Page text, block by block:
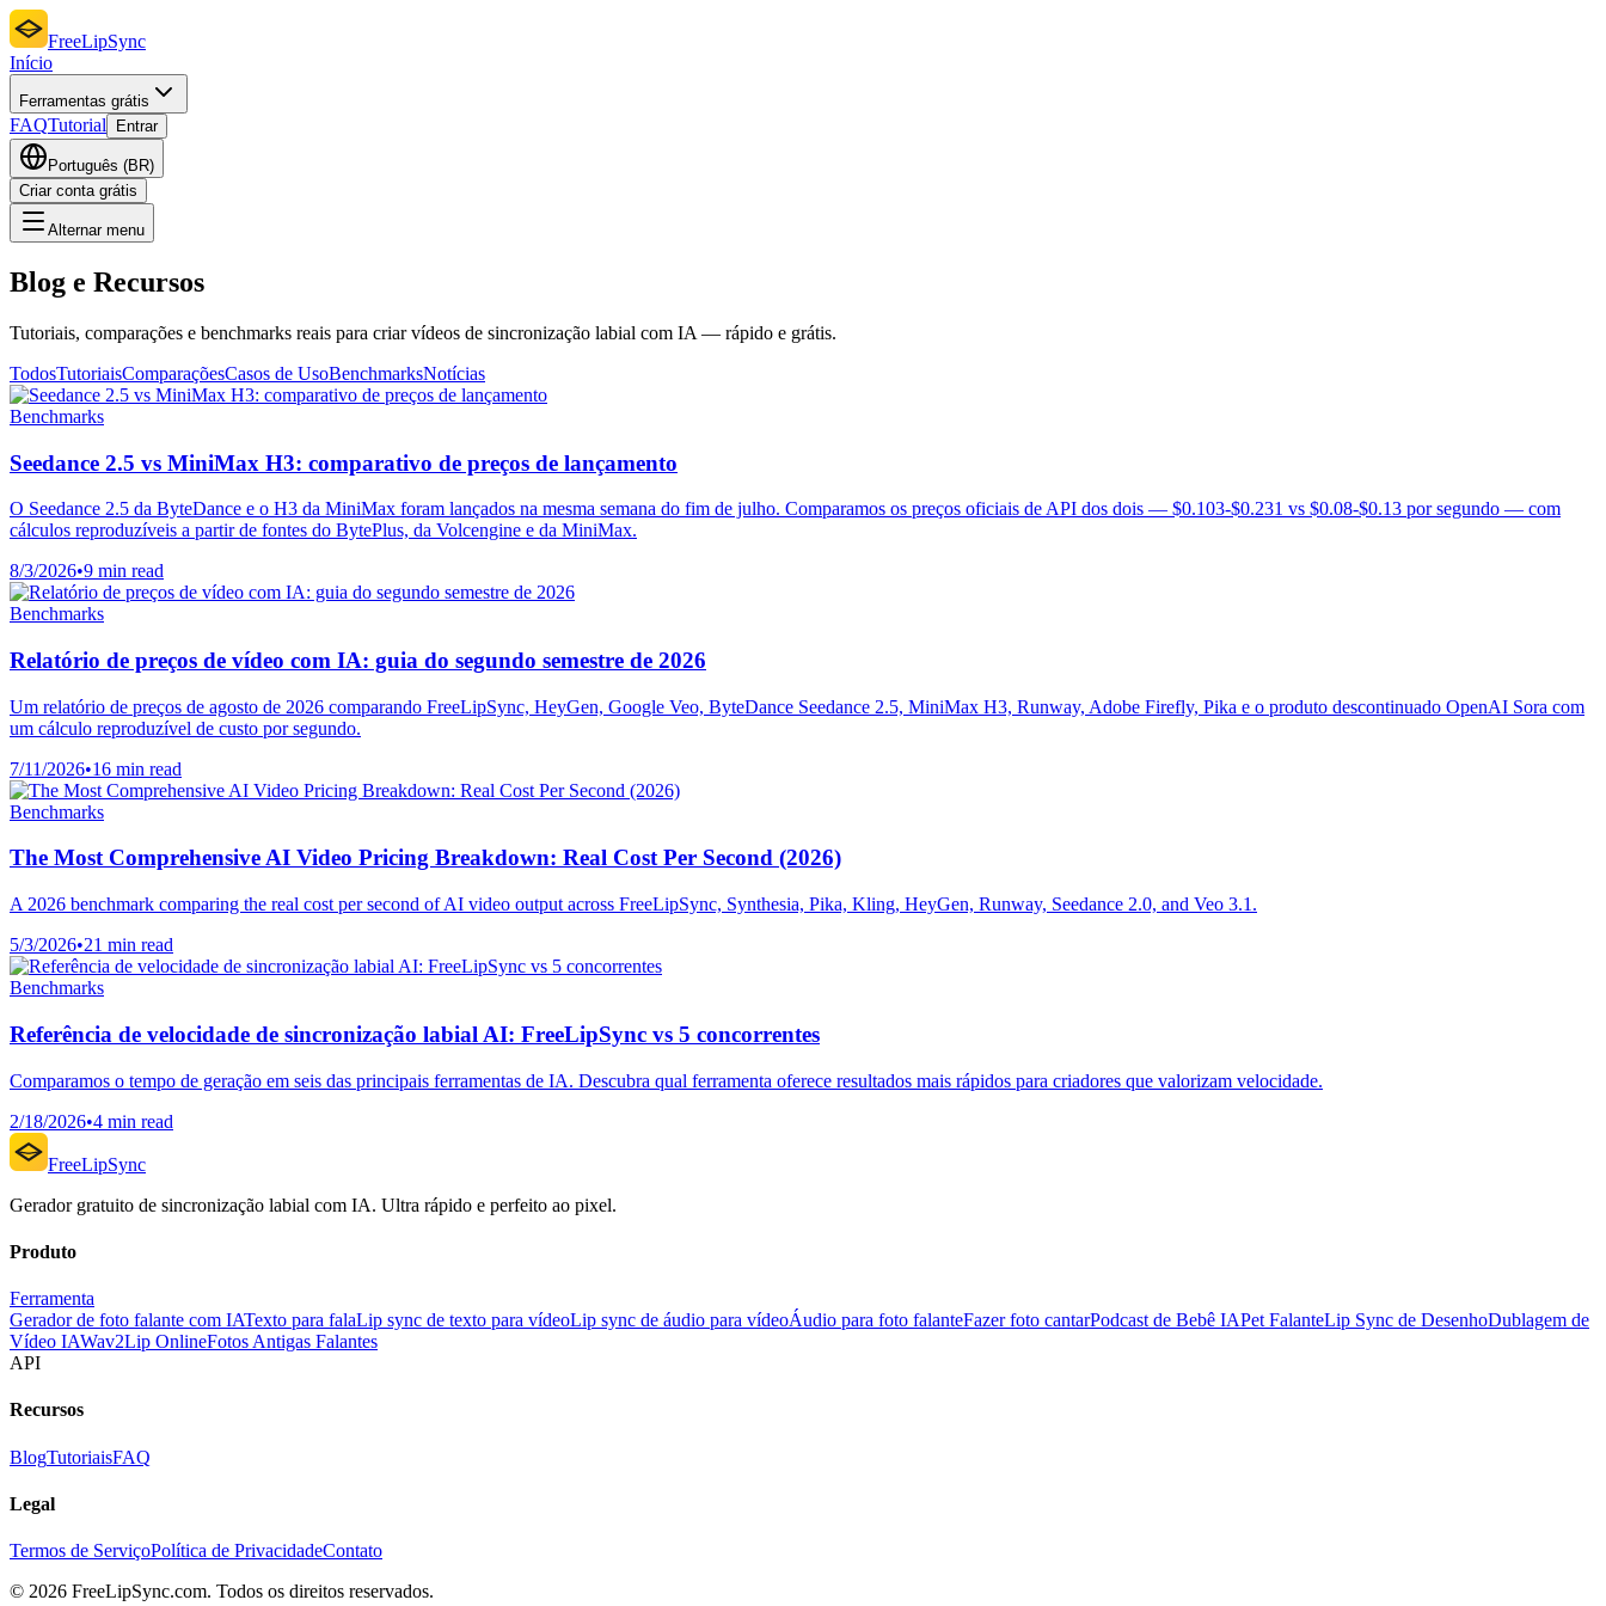
FreeLipSync
Início
Ferramentas grátis
FAQTutorial Entrar
Português (BR)
Criar conta grátis
Alternar menu
Blog e Recursos
Tutoriais, comparações e benchmarks reais para criar vídeos de sincronização labial com IA — rápido e grátis.
TodosTutoriaisComparaçõesCasos de UsoBenchmarksNotícias
Benchmarks
Seedance 2.5 vs MiniMax H3: comparativo de preços de lançamento
O Seedance 2.5 da ByteDance e o H3 da MiniMax foram lançados na mesma semana do fim de julho. Comparamos os preços oficiais de API dos dois — $0.103-$0.231 vs $0.08-$0.13 por segundo — com
cálculos reproduzíveis a partir de fontes do BytePlus, da Volcengine e da MiniMax.
8/3/2026•9 min read
Benchmarks
Relatório de preços de vídeo com IA: guia do segundo semestre de 2026
Um relatório de preços de agosto de 2026 comparando FreeLipSync, HeyGen, Google Veo, ByteDance Seedance 2.5, MiniMax H3, Runway, Adobe Firefly, Pika e o produto descontinuado OpenAI Sora com
um cálculo reproduzível de custo por segundo.
7/11/2026•16 min read
Benchmarks
The Most Comprehensive AI Video Pricing Breakdown: Real Cost Per Second (2026)
A 2026 benchmark comparing the real cost per second of AI video output across FreeLipSync, Synthesia, Pika, Kling, HeyGen, Runway, Seedance 2.0, and Veo 3.1.
5/3/2026•21 min read
Benchmarks
Referência de velocidade de sincronização labial AI: FreeLipSync vs 5 concorrentes
Comparamos o tempo de geração em seis das principais ferramentas de IA. Descubra qual ferramenta oferece resultados mais rápidos para criadores que valorizam velocidade.
2/18/2026•4 min read
FreeLipSync
Gerador gratuito de sincronização labial com IA. Ultra rápido e perfeito ao pixel.
Produto
Ferramenta
Gerador de foto falante com IATexto para falaLip sync de texto para vídeoLip sync de áudio para vídeoÁudio para foto falanteFazer foto cantarPodcast de Bebê IAPet FalanteLip Sync de DesenhoDublagem de
Vídeo IAWav2Lip OnlineFotos Antigas Falantes
API
Recursos
BlogTutoriaisFAQ
Legal
Termos de ServiçoPolítica de PrivacidadeContato
© 2026 FreeLipSync.com. Todos os direitos reservados.